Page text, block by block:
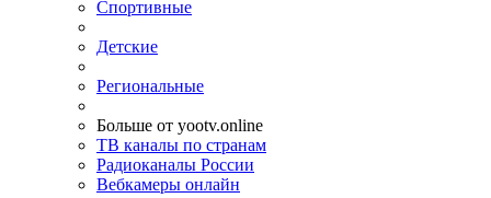
Спортивные
Детские
Региональные
Больше от yootv.online
ТВ каналы по странам
Радиоканалы России
Вебкамеры онлайн